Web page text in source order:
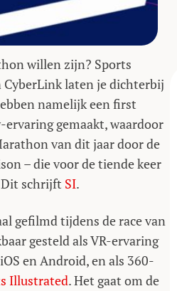
willen zijn? Sports
CyberLink laten je dichterbij
namelijk een first
gemaakt, waardoor
van dit jaar door de
– die voor de tiende keer
schrijft SI.
gefilmd tijdens de race van
gesteld als VR-ervaring
en Android, en als 360-
Illustrated. Het gaat om de